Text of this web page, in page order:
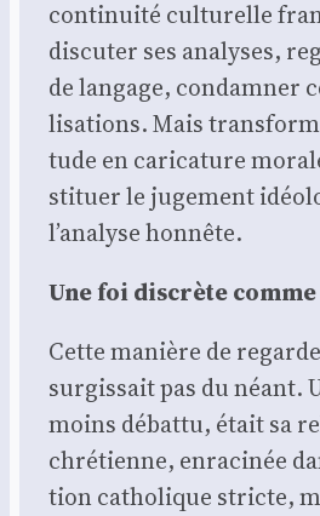
conti­nui­té cultu­relle
dis­cu­ter ses ana­lyses,
de lan­gage, condam­ner
li­sa­tions. Mais
tude en cari­ca­ture
sti­tuer le juge­ment
l’analyse hon­nête.
Une foi dis­crète
Cette manière de
sur­gis­sait pas du néant.
moins débat­tu, était sa
chré­tienne, enra­ci­née
tion catho­lique stricte,